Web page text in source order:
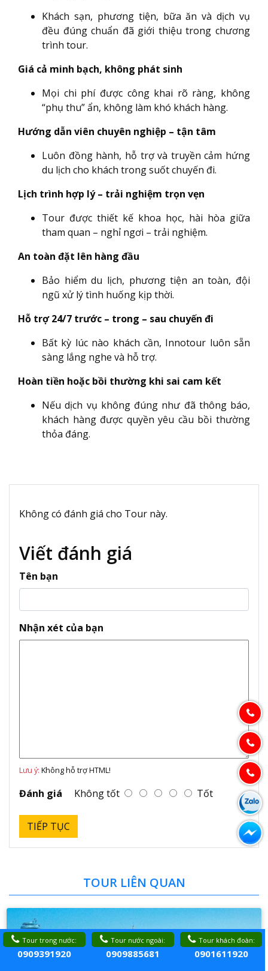
Khách sạn, phương tiện, bữa ăn và dịch vụ
đều đúng chuẩn đã giới thiệu trong chương
trình tour.
Giá cả minh bạch, không phát sinh
Mọi chi phí được công khai rõ ràng, không
“phụ thu” ẩn, không làm khó khách hàng.
Hướng dẫn viên chuyên nghiệp – tận tâm
Luôn đồng hành, hỗ trợ và truyền cảm hứng
du lịch cho khách trong suốt chuyến đi.
Lịch trình hợp lý – trải nghiệm trọn vẹn
Tour được thiết kế khoa học, hài hòa giữa
tham quan – nghỉ ngơi – trải nghiệm.
An toàn đặt lên hàng đầu
Bảo hiểm du lịch, phương tiện an toàn, đội
ngũ xử lý tình huống kịp thời.
Hỗ trợ 24/7 trước – trong – sau chuyến đi
Bất kỳ lúc nào khách cần, Innotour luôn sẵn
sàng lắng nghe và hỗ trợ.
Hoàn tiền hoặc bồi thường khi sai cam kết
Nếu dịch vụ không đúng như đã thông báo,
khách hàng được quyền yêu cầu bồi thường
thỏa đáng.
Không có đánh giá cho Tour này.
Viết đánh giá
Tên bạn
Nhận xét của bạn
Lưu ý: Không hỗ trợ HTML!
Đánh giá Không tốt Tốt
TIẾP TỤC
TOUR LIÊN QUAN
Tour trong nước:
0909391920
Tour nước ngoài:
0909885681
Tour khách đoàn:
0901611920